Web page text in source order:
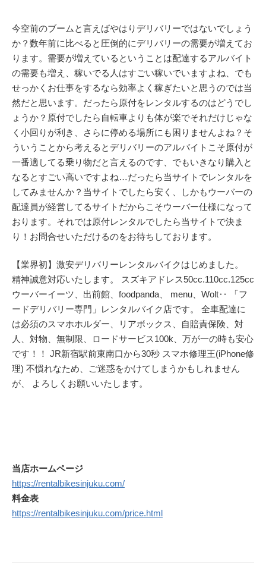
今空前のブームと言えばやはりデリバリーではないでしょう
か？数年前に比べると圧倒的にデリバリーの需要が増えてお
ります。需要が増えているということは配達するアルバイト
の需要も増え、稼いでる人はすごい稼いでいますよね、でも
せっかくお仕事をするなら効率よく稼ぎたいと思うのでは当
然だと思います。だったら原付をレンタルするのはどうでし
ょうか？原付でしたら自転車よりも体が楽でそれだけじゃな
く小回りが利き、さらに停める場所にも困りませんよね？そ
ういうことから考えるとデリバリーのアルバイトこそ原付が
一番適してる乗り物だと言えるのです、でもいきなり購入と
なるとすごい高いですよね…だったら当サイトでレンタルを
してみませんか？当サイトでしたら安く、しかもウーバーの
配達員が経営してるサイトだからこそウーバー仕様になって
おります。それでは原付レンタルでしたら当サイトで決ま
り！お問合せいただけるのをお待ちしております。
【業界初】激安デリバリーレンタルバイクはじめました。
精神誠意対応いたします。 スズキアドレス50cc.110cc.125cc
ウーバーイーツ、出前館、foodpanda、 menu、Wolt‥ 「フ
ードデリバリー専門」レンタルバイク店です。 全車配達に
は必須のスマホホルダー、リアボックス、自賠責保険、対
人、対物、無制限、ロードサービス100k、万が一の時も安心
です！！ JR新宿駅前東南口から30秒 スマホ修理王(iPhone修
理) 不慣れなため、ご迷惑をかけてしまうかもしれません
が、 よろしくお願いいたします。
当店ホームページ
https://rentalbikesinjuku.com/
料金表
https://rentalbikesinjuku.com/price.html